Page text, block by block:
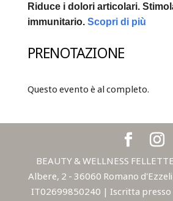
Riduce i dolori articolari.
immunitario. Scopri di più
PRENOTAZIONE
Questo evento è al completo.
BEAUTY & WELLNESS
Albere, 2 - 36060 Romano
IT02699850240 | Iscritta presso